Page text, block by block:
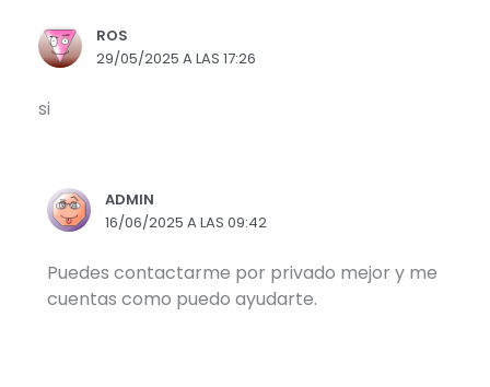
ROS
29/05/2025 A LAS 17:26
si
ADMIN
16/06/2025 A LAS 09:42
Puedes contactarme por privado mejor y me
cuentas como puedo ayudarte.